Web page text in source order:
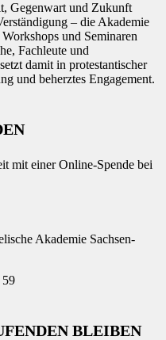
Gegenwart und Zukunft
– die Akademie
und Seminaren
Fachleute und
damit in protestantischer
und beherztes Engagement.
mit einer Online-Spende bei
Akademie Sachsen-
BLEIBEN